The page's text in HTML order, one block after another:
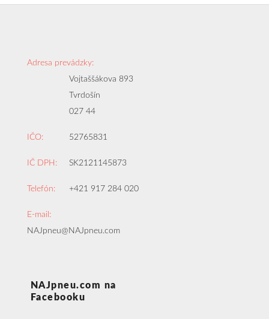
Adresa prevádzky:
Vojtaššákova 893
Tvrdošín
027 44
IČO: 52765831
IČ DPH: SK2121145873
Telefón: +421 917 284 020
E-mail:
NAJpneu@NAJpneu.com
NAJpneu.com na
Facebooku